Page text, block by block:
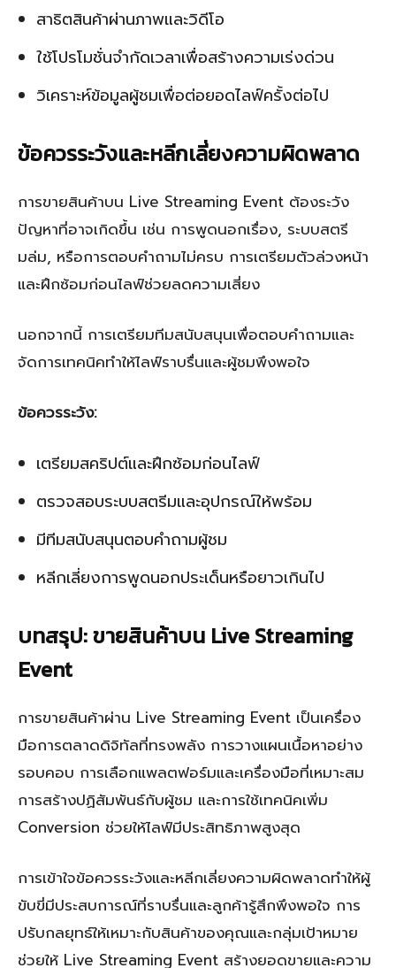
สาธิตสินค้าผ่านภาพและวิดีโอ
ใช้โปรโมชั่นจำกัดเวลาเพื่อสร้างความเร่งด่วน
วิเคราะห์ข้อมูลผู้ชมเพื่อต่อยอดไลฟ์ครั้งต่อไป
ข้อควรระวังและหลีกเลี่ยงความผิดพลาด
การขายสินค้าบน Live Streaming Event ต้องระวัง
ปัญหาที่อาจเกิดขึ้น เช่น การพูดนอกเรื่อง, ระบบสตรี
มล่ม, หรือการตอบคำถามไม่ครบ การเตรียมตัวล่วงหน้า
และฝึกซ้อมก่อนไลฟ์ช่วยลดความเสี่ยง
นอกจากนี้ การเตรียมทีมสนับสนุนเพื่อตอบคำถามและ
จัดการเทคนิคทำให้ไลฟ์ราบรื่นและผู้ชมพึงพอใจ
ข้อควรระวัง:
เตรียมสคริปต์และฝึกซ้อมก่อนไลฟ์
ตรวจสอบระบบสตรีมและอุปกรณ์ให้พร้อม
มีทีมสนับสนุนตอบคำถามผู้ชม
หลีกเลี่ยงการพูดนอกประเด็นหรือยาวเกินไป
บทสรุป: ขายสินค้าบน Live Streaming
Event
การขายสินค้าผ่าน Live Streaming Event เป็นเครื่อง
มือการตลาดดิจิทัลที่ทรงพลัง การวางแผนเนื้อหาอย่าง
รอบคอบ การเลือกแพลตฟอร์มและเครื่องมือที่เหมาะสม
การสร้างปฏิสัมพันธ์กับผู้ชม และการใช้เทคนิคเพิ่ม
Conversion ช่วยให้ไลฟ์มีประสิทธิภาพสูงสุด
การเข้าใจข้อควรระวังและหลีกเลี่ยงความผิดพลาดทำให้ผู้
ขับขี่มีประสบการณ์ที่ราบรื่นและลูกค้ารู้สึกพึงพอใจ การ
ปรับกลยุทธ์ให้เหมาะกับสินค้าของคุณและกลุ่มเป้าหมาย
ช่วยให้ Live Streaming Event สร้างยอดขายและความ